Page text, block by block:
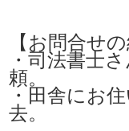
【お問合せ
・司法書士
頼。
・田舎にお
去。